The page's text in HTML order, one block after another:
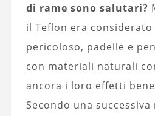
di rame sono salutari?
il Teflon era
pericoloso, padelle e
con materiali naturali
ancora i loro effetti
Secondo una successiva